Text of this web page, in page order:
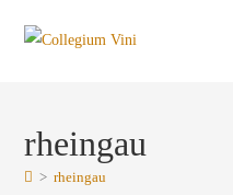
Inhalt
rheingau
> rheingau